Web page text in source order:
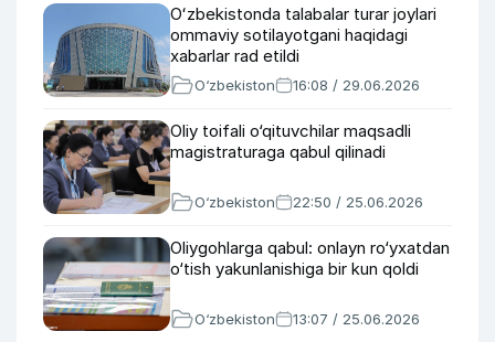
Oʻzbekistonda talabalar turar joylari
ommaviy sotilayotgani haqidagi
xabarlar rad etildi
O‘zbekiston 16:08 / 29.06.2026
Oliy toifali o‘qituvchilar maqsadli
magistraturaga qabul qilinadi
O‘zbekiston 22:50 / 25.06.2026
Oliygohlarga qabul: onlayn ro‘yxatdan
o‘tish yakunlanishiga bir kun qoldi
O‘zbekiston 13:07 / 25.06.2026